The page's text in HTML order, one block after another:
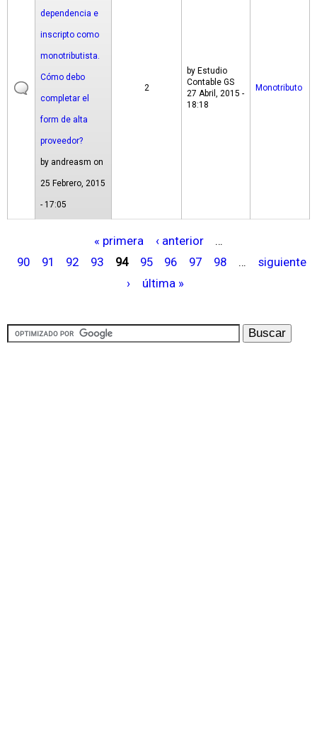
dependencia e
inscripto como
monotributista.
Cómo debo
completar el
form de alta
proveedor?
by andreasm on
25 Febrero, 2015
- 17:05
2
by Estudio
Contable GS
27 Abril, 2015 -
18:18
Monotributo
P
i
n
« primera ‹ anterior
…
90
91 92 93 94 95 96 97 98 …
siguiente
›
última »